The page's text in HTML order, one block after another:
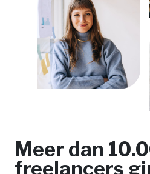
Meer dan
freelancers